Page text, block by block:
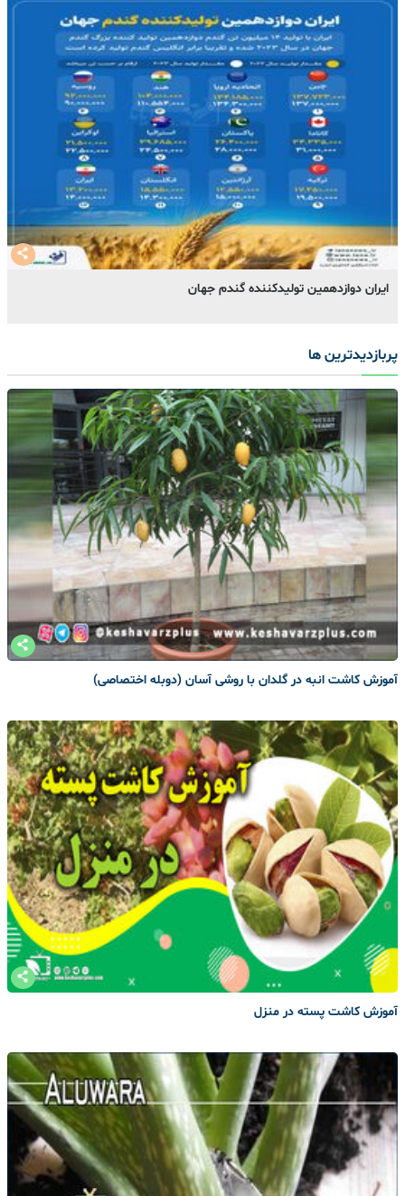
ایران دوازدهمین تولیدکننده گندم جهان
پربازدیدترین ها
آموزش کاشت انبه در گلدان با روشی آسان (دوبله اختصاصی)
آموزش کاشت پسته در منزل